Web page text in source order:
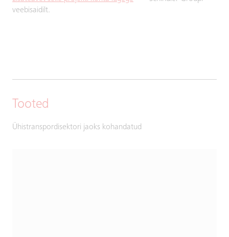
veebisaidilt.
Tooted
Ühistranspordisektori jaoks kohandatud